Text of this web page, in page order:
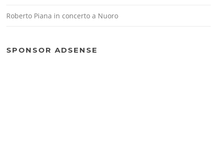
Roberto Piana in concerto a Nuoro
SPONSOR ADSENSE